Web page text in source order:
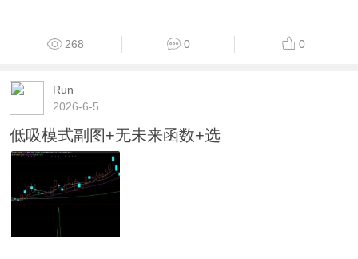
268 0 0
Run
2026-6-5
低吸模式副图+无未来函数+选